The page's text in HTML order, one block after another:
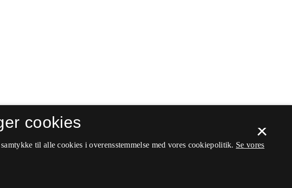
×
cookies
til alle cookies i overensstemmelse med vores cookiepolitik. Se vores